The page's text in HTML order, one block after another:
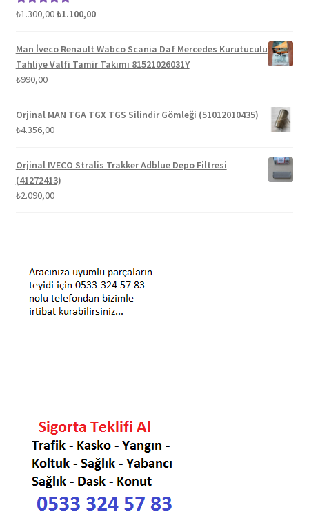
5 üzerinden
₺1.300,00Orijinal
₺1.300,00.
₺1.100,00Şu
fiyat:
₺1.100,00.
Man İveco Renault Wabco Scania Daf Mercedes Kurutuculu
Tahliye Valfi Tamir Takımı 81521026031Y
₺990,00
Orjinal MAN TGA TGX TGS Silindir Gömleği (51012010435)
₺4.356,00
Orjinal IVECO Stralis Trakker Adblue Depo Filtresi
(41272413)
₺2.090,00